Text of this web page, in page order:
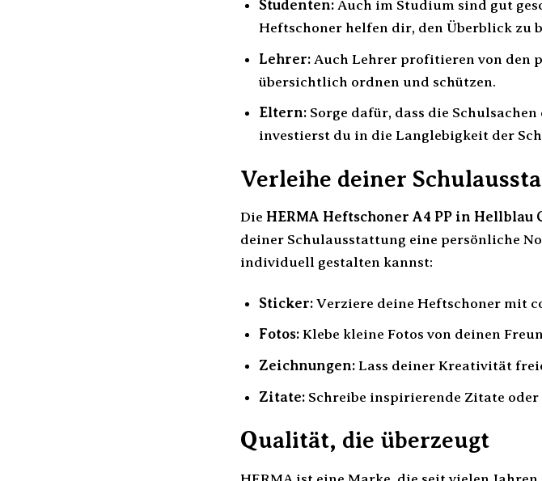
Studenten:Auch im Studium sind gut
Heftschoner helfen dir, den Überblick zu
Lehrer:Auch Lehrer profitieren von den
übersichtlich ordnen und schützen.
Eltern:Sorge dafür, dass die
investierst du in die Langlebigkeit der
Verleihe deiner
Die HERMA Heftschoner A4 PP in Hellblau
deiner Schulausstattung eine persönliche
individuell gestalten kannst:
Sticker:Verziere deine Heftschoner mit
Fotos:Klebe kleine Fotos von deinen
Zeichnungen:Lass deiner Kreativität
Zitate:Schreibe inspirierende Zitate
Qualität, die überzeugt